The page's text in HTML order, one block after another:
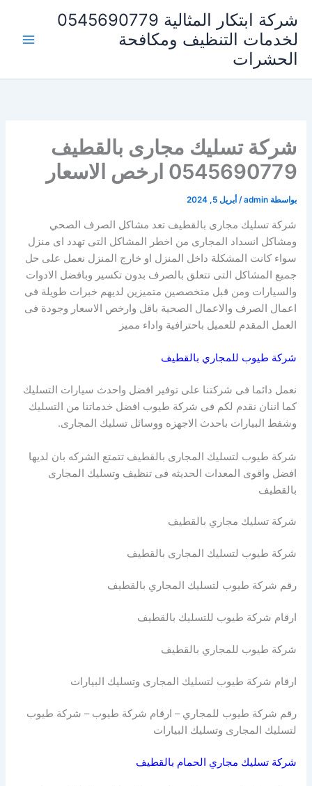
المحتوى
شركة ابتكار المثالية 0545690779
لخدمات التنظيف ومكافحة
الحشرات
شركة تسليك مجارى بالقطيف
0545690779 ارخص الاسعار
بواسطة admin
/ أبريل 5, 2024
شركة تسليك مجارى بالقطيف تعد مشاكل الصرف الصحي
ومشاكل انسداد المجارى من اخطر المشاكل التى تهدد اى منزل
سواء كانت المشكلة داخل المنزل او خارج المنزل نعمل على حل
جميع المشاكل التى تتعلق بالصرف بدون تكسير وبافضل الادوات
والسيارات ومن قبل متخصصين متميزين لديهم خبرات طويلة فى
اعمال الصرف والاعمال الصحية باقل وارخص الاسعار وجودة فى
العمل المقدم للعميل باحترافية واداء مميز
شركة طيوب للمجاري بالقطيف
نعمل دائما فى شركتنا على توفير افضل واحدث سيارات التسليك
كما اننان نقدم لكم فى شركة طيوب افضل خدماتنا من التسليك
وشفط البيارات باحدث الاجهزه ووسائل تسليك المجارى.
شركة طيوب لتسليك المجارى بالقطيف تتمتع الشركه بان لديها
افضل واقوى المعدات الحديثه فى تنظيف وتسليك المجارى
بالقطيف
شركة تسليك مجاري بالقطيف
شركة طيوب لتسليك المجارى بالقطيف
رقم شركة طيوب لتسليك المجاري بالقطيف
ارقام شركة طيوب للتسليك بالقطيف
شركة طيوب للمجاري بالقطيف
ارقام شركة طيوب لتسليك المجارى وتسليك البيارات
رقم شركة طيوب للمجاري – ارقام شركة طيوب – شركة طيوب
لتسليك المجارى وتسليك البيارات
شركة تسليك مجاري الحمام بالقطيف